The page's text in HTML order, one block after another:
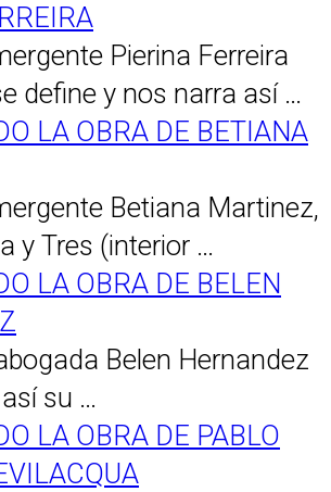
Pierina Ferreira
define y nos narra así …
LA OBRA DE BETIANA
Betiana Martinez,
y Tres (interior …
LA OBRA DE BELEN
Belen Hernandez
su …
LA OBRA DE PABLO